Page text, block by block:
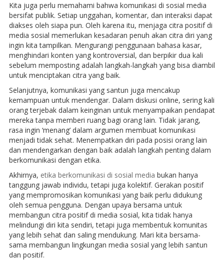
Kita juga perlu memahami bahwa komunikasi di sosial media
bersifat publik. Setiap unggahan, komentar, dan interaksi dapat
diakses oleh siapa pun. Oleh karena itu, menjaga citra positif di
media sosial memerlukan kesadaran penuh akan citra diri yang
ingin kita tampilkan. Mengurangi penggunaan bahasa kasar,
menghindari konten yang kontroversial, dan berpikir dua kali
sebelum memposting adalah langkah-langkah yang bisa diambil
untuk menciptakan citra yang baik.
Selanjutnya, komunikasi yang santun juga mencakup
kemampuan untuk mendengar. Dalam diskusi online, sering kali
orang terjebak dalam keinginan untuk menyampaikan pendapat
mereka tanpa memberi ruang bagi orang lain. Tidak jarang,
rasa ingin ‘menang’ dalam argumen membuat komunikasi
menjadi tidak sehat. Menempatkan diri pada posisi orang lain
dan mendengarkan dengan baik adalah langkah penting dalam
berkomunikasi dengan etika.
Akhirnya, etika berkomunikasi di sosial media bukan hanya
tanggung jawab individu, tetapi juga kolektif. Gerakan positif
yang mempromosikan komunikasi yang baik perlu didukung
oleh semua pengguna. Dengan upaya bersama untuk
membangun citra positif di media sosial, kita tidak hanya
melindungi diri kita sendiri, tetapi juga membentuk komunitas
yang lebih sehat dan saling mendukung. Mari kita bersama-
sama membangun lingkungan media sosial yang lebih santun
dan positif.